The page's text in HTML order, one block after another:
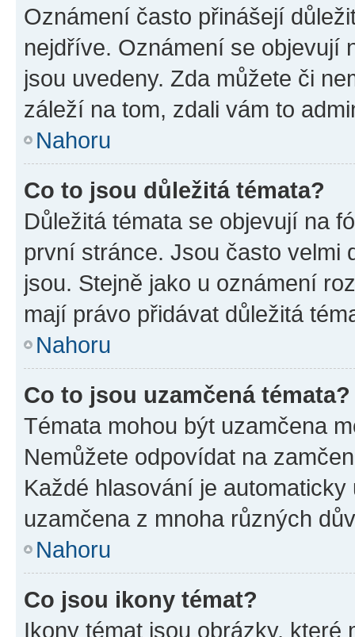
Oznámení často přinášejí
nejdříve. Oznámení se objevují
jsou uvedeny. Zda můžete či
záleží na tom, zdali vám to
Nahoru
Co to jsou důležitá témata?
Důležitá témata se objevují na
první stránce. Jsou často velmi
jsou. Stejně jako u oznámení
mají právo přidávat důležitá
Nahoru
Co to jsou uzamčená témata?
Témata mohou být uzamčena
Nemůžete odpovídat na
Každé hlasování je
uzamčena z mnoha různých
Nahoru
Co jsou ikony témat?
Ikony témat jsou obrázky,